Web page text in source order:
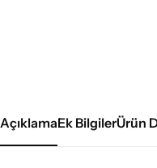
AçıklamaEk BilgilerÜrün